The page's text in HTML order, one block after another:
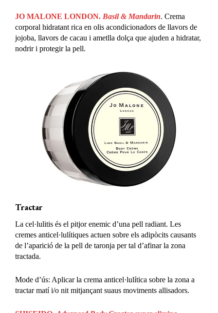
JO MALONE LONDON. Basil & Mandarin. Crema
corporal hidratant rica en olis acondicionadors de llavors de
jojoba, llavors de cacau i ametlla dolça que ajuden a hidratar,
nodrir i protegir la pell.
Tractar
La cel·lulitis és el pitjor enemic d’una pell radiant. Les
cremes anticel·lulítiques actuen sobre els adipòcits causants
de l’aparició de la pell de taronja per tal d’afinar la zona
tractada.
Mode d’ús: Aplicar la crema anticel·lulítica sobre la zona a
tractar matí i/o nit mitjançant suaus moviments allisadors.